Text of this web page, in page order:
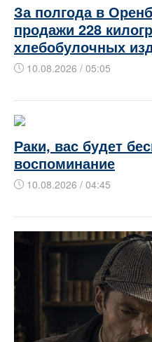
За полгода в
продажи 228
хлебобулочных
10.08.2026 / 05:05
Раки, вас будет
воспоминание
10.08.2026 / 04:45